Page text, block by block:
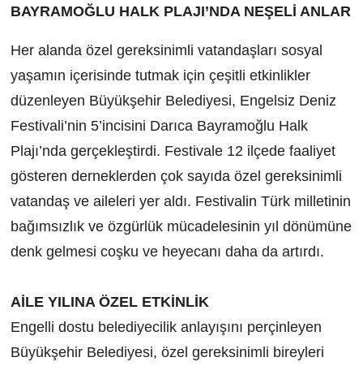
BAYRAMOĞLU HALK PLAJI’NDA NEŞELİ ANLAR
Her alanda özel gereksinimli vatandaşları sosyal
yaşamın içerisinde tutmak için çeşitli etkinlikler
düzenleyen Büyükşehir Belediyesi, Engelsiz Deniz
Festivali’nin 5’incisini Darıca Bayramoğlu Halk
Plajı’nda gerçekleştirdi. Festivale 12 ilçede faaliyet
gösteren derneklerden çok sayıda özel gereksinimli
vatandaş ve aileleri yer aldı. Festivalin Türk milletinin
bağımsızlık ve özgürlük mücadelesinin yıl dönümüne
denk gelmesi coşku ve heyecanı daha da artırdı.
AİLE YILINA ÖZEL ETKİNLİK
Engelli dostu belediyecilik anlayışını perçinleyen
Büyükşehir Belediyesi, özel gereksinimli bireyleri